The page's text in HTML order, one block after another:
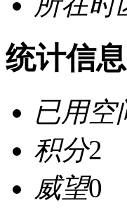
统计信息
已用空
积分2
威望0